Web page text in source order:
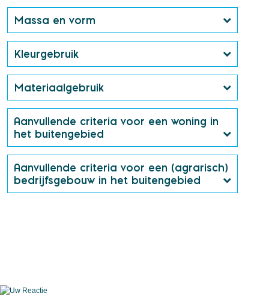
Massa en vorm
Kleurgebruik
Materiaalgebruik
Aanvullende criteria voor een woning in
het buitengebied
Aanvullende criteria voor een (agrarisch)
bedrijfsgebouw in het buitengebied